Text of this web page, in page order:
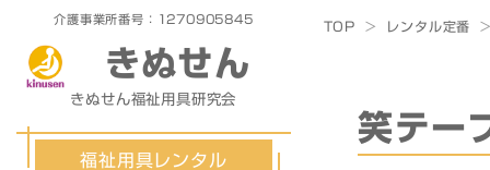
介護事業所番号：1270905845
きぬせん
きぬせん福祉用具研究会
福祉用具レンタル
TOP > レンタル定番 >
笑テー